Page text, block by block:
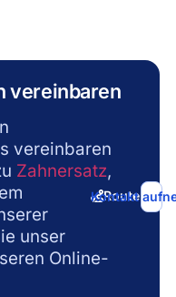
vereinbaren
vereinbaren
Zahnersatz,
unser
Online-
Route
Kontakt